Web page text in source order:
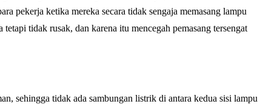
pekerja ketika mereka secara tidak sengaja memasang lampu
tidak rusak, dan karena itu mencegah pemasang tersengat
sehingga tidak ada sambungan listrik di antara kedua sisi lampu